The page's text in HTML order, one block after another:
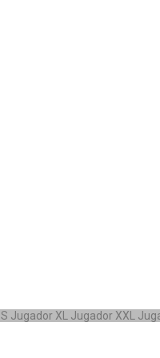
S Jugador XL Jugador XXL